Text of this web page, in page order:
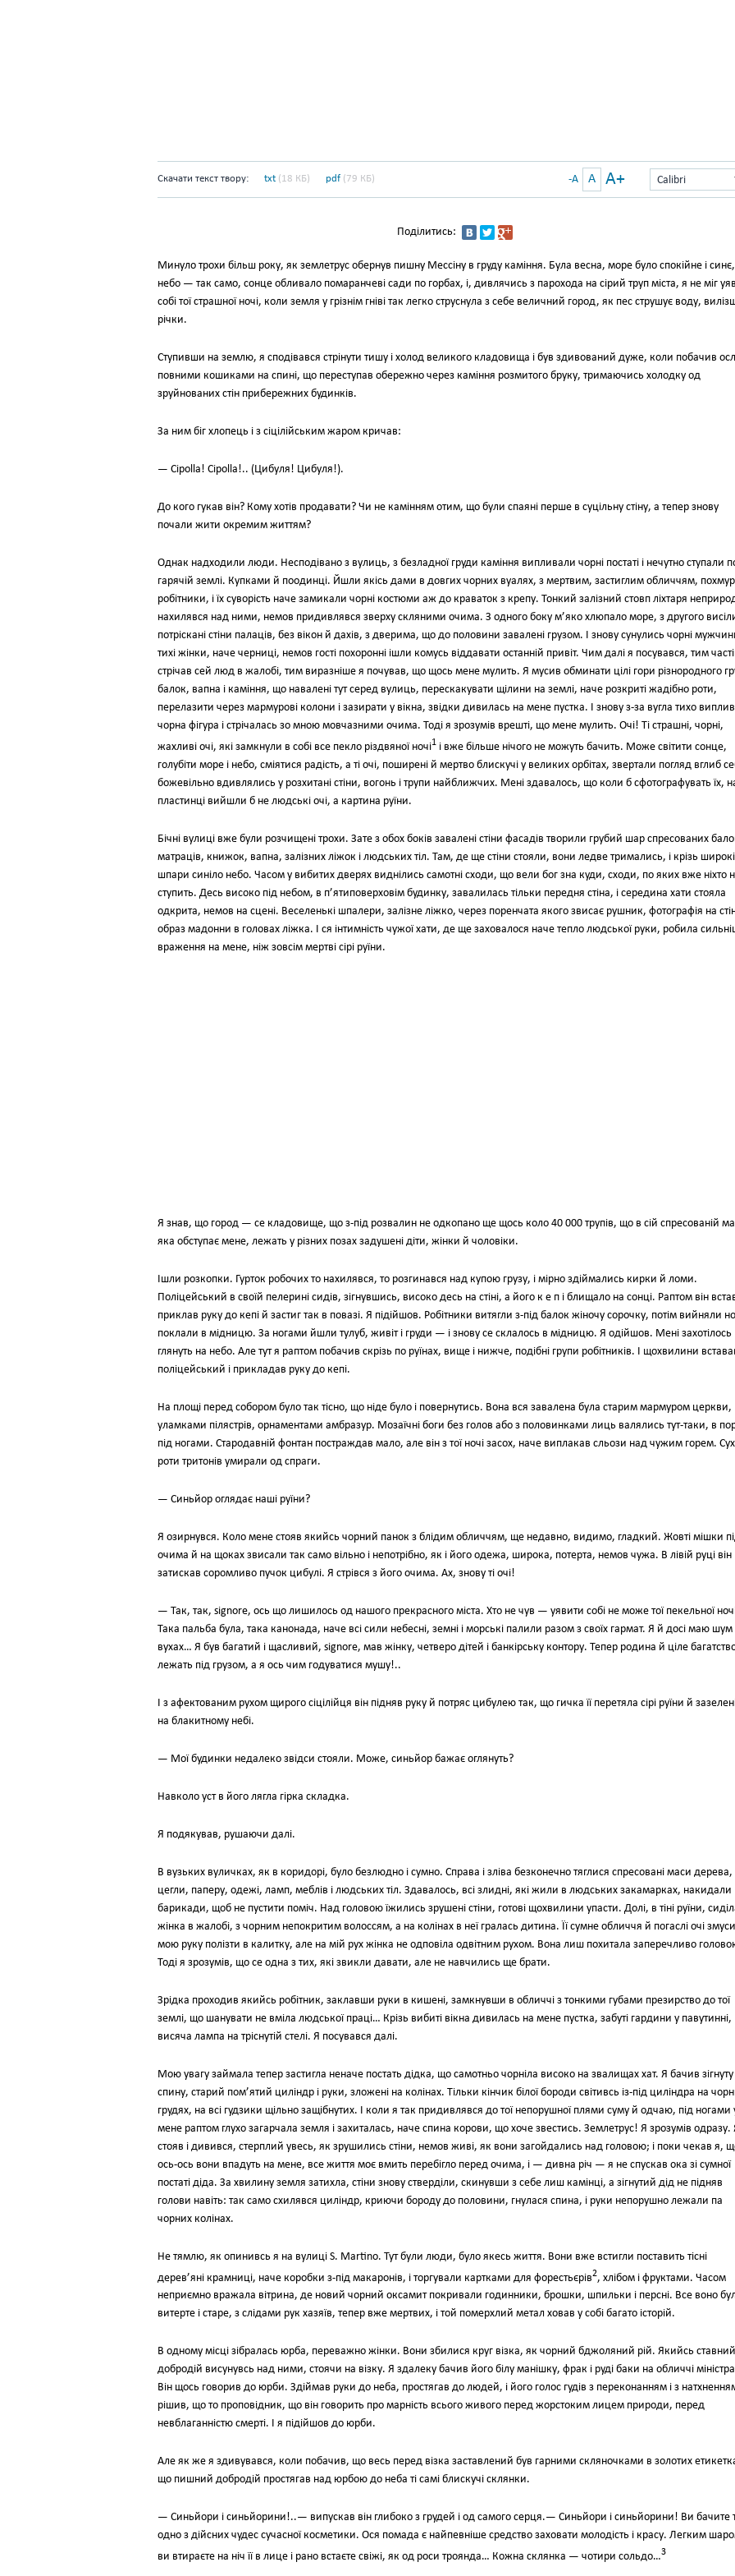
Скачати текст твору: txt (18 КБ) pdf (79 КБ) Calibri
-A A A+
Поділитись:
Минуло трохи більш року, як землетрус обернув пишну Мессіну в груду каміння. Була весна, море було спокійне і синє,
небо — так само, сонце обливало помаранчеві сади по горбах, і, дивлячись з парохода на сірий труп міста, я не міг
собі тої страшної ночі, коли земля у грізнім гніві так легко струснула з себе величний город, як пес струшує воду,
річки.
Ступивши на землю, я сподівався стрінути тишу і холод великого кладовища і був здивований дуже, коли побачив
повними кошиками на спині, що переступав обережно через каміння розмитого бруку, тримаючись холодку од
зруйнованих стін прибережних будинків.
За ним біг хлопець і з сіцілійським жаром кричав:
— Cipolla! Cipolla!.. (Цибуля! Цибуля!).
До кого гукав він? Кому хотів продавати? Чи не камінням отим, що були спаяні перше в суцільну стіну, а тепер знову
почали жити окремим життям?
Однак надходили люди. Несподівано з вулиць, з безладної груди каміння випливали чорні постаті і нечутно ступали
гарячій землі. Купками й поодинці. Йшли якісь дами в довгих чорних вуалях, з мертвим, застиглим обличчям,
робітники, і їх суворість наче замикали чорні костюми аж до краваток з крепу. Тонкий залізний стовп ліхтаря
нахилявся над ними, немов придивлявся зверху скляними очима. З одного боку м’яко хлюпало море, з другого
потріскані стіни палаців, без вікон й дахів, з дверима, що до половини завалені грузом. І знову сунулись чорні
тихі жінки, наче черниці, немов гості похоронні ішли комусь віддавати останній привіт. Чим далі я посувався, тим
стрічав сей люд в жалобі, тим виразніше я почував, що щось мене мулить. Я мусив обминати цілі гори різнородного
балок, вапна і каміння, що навалені тут серед вулиць, перескакувати щілини на землі, наче розкриті жадібно роти,
перелазити через мармурові колони і зазирати у вікна, звідки дивилась на мене пустка. І знову з-за вугла тихо
чорна фігура і стрічалась зо мною мовчазними очима. Тоді я зрозумів врешті, що мене мулить. Очі! Ті страшні, чорні,
жахливі очі, які замкнули в собі все пекло різдвяної ночі1 і вже більше нічого не можуть бачить. Може світити сонце,
голубіти море і небо, сміятися радість, а ті очі, поширені й мертво блискучі у великих орбітах, звертали погляд вглиб
божевільно вдивлялись у розхитані стіни, вогонь і трупи найближчих. Мені здавалось, що коли б сфотографувать їх,
пластинці вийшли б не людські очі, а картина руїни.
Бічні вулиці вже були розчищені трохи. Зате з обох боків завалені стіни фасадів творили грубий шар спресованих
матраців, книжок, вапна, залізних ліжок і людських тіл. Там, де ще стіни стояли, вони ледве тримались, і крізь широкі
шпари синіло небо. Часом у вибитих дверях виднілись самотні сходи, що вели бог зна куди, сходи, по яких вже ніхто
ступить. Десь високо під небом, в п’ятиповерховім будинку, завалилась тільки передня стіна, і середина хати стояла
одкрита, немов на сцені. Веселенькі шпалери, залізне ліжко, через поренчата якого звисає рушник, фотографія на
образ мадонни в головах ліжка. І ся інтимність чужої хати, де ще заховалося наче тепло людської руки, робила
враження на мене, ніж зовсім мертві сірі руїни.
Я знав, що город — се кладовище, що з-під розвалин не одкопано ще щось коло 40 000 трупів, що в сій спресованій
яка обступає мене, лежать у різних позах задушені діти, жінки й чоловіки.
Ішли розкопки. Гурток робочих то нахилявся, то розгинався над купою грузу, і мірно здіймались кирки й ломи.
Поліцейський в своїй пелерині сидів, зігнувшись, високо десь на стіні, а його к е п і блищало на сонці. Раптом він
приклав руку до кепі й застиг так в повазі. Я підійшов. Робітники витягли з-під балок жіночу сорочку, потім вийняли
поклали в мідницю. За ногами йшли тулуб, живіт і груди — і знову се склалось в мідницю. Я одійшов. Мені захотілось
глянуть на небо. Але тут я раптом побачив скрізь по руїнах, вище і нижче, подібні групи робітників. І щохвилини
поліцейський і прикладав руку до кепі.
На площі перед собором було так тісно, що ніде було і повернутись. Вона вся завалена була старим мармуром церкви,
уламками пілястрів, орнаментами амбразур. Мозаїчні боги без голов або з половинками лиць валялись тут-таки, в
під ногами. Стародавній фонтан постраждав мало, але він з тої ночі засох, наче виплакав сльози над чужим горем.
роти тритонів умирали од спраги.
— Синьйор оглядає наші руїни?
Я озирнувся. Коло мене стояв якийсь чорний панок з блідим обличчям, ще недавно, видимо, гладкий. Жовті мішки
очима й на щоках звисали так само вільно і непотрібно, як і його одежа, широка, потерта, немов чужа. В лівій руці він
затискав соромливо пучок цибулі. Я стрівся з його очима. Ах, знову ті очі!
— Так, так, signore, ось що лишилось од нашого прекрасного міста. Хто не чув — уявити собі не може тої пекельної
Така пальба була, така канонада, наче всі сили небесні, земні і морські палили разом з своїх гармат. Я й досі маю шум
вухах… Я був багатий і щасливий, signore, мав жінку, четверо дітей і банкірську контору. Тепер родина й ціле
лежать під грузом, а я ось чим годуватися мушу!..
І з афектованим рухом щирого сіцілійця він підняв руку й потряс цибулею так, що гичка її перетяла сірі руїни й
на блакитному небі.
— Мої будинки недалеко звідси стояли. Може, синьйор бажає оглянуть?
Навколо уст в його лягла гірка складка.
Я подякував, рушаючи далі.
В вузьких вуличках, як в коридорі, було безлюдно і сумно. Справа і зліва безконечно тяглися спресовані маси дерева,
цегли, паперу, одежі, ламп, меблів і людських тіл. Здавалось, всі злидні, які жили в людських закамарках, накидали
барикади, щоб не пустити поміч. Над головою їжились зрушені стіни, готові щохвилини упасти. Долі, в тіні руїни,
жінка в жалобі, з чорним непокритим волоссям, а на колінах в неї гралась дитина. Її сумне обличчя й погаслі очі
мою руку полізти в калитку, але на мій рух жінка не одповіла одвітним рухом. Вона лиш похитала заперечливо
Тоді я зрозумів, що се одна з тих, які звикли давати, але не навчились ще брати.
Зрідка проходив якийсь робітник, заклавши руки в кишені, замкнувши в обличчі з тонкими губами презирство до тої
землі, що шанувати не вміла людської праці… Крізь вибиті вікна дивилась на мене пустка, забуті гардини у павутинні,
висяча лампа на тріснутій стелі. Я посувався далі.
Мою увагу займала тепер застигла неначе постать дідка, що самотньо чорніла високо на звалищах хат. Я бачив зігнуту
спину, старий пом’ятий циліндр і руки, зложені на колінах. Тільки кінчик білої бороди світивсь із-під циліндра на
грудях, на всі гудзики щільно защібнутих. І коли я так придивлявся до тої непорушної плями суму й одчаю, під ногами
мене раптом глухо загарчала земля і захиталась, наче спина корови, що хоче звестись. Землетрус! Я зрозумів одразу.
стояв і дивився, стерплий увесь, як зрушились стіни, немов живі, як вони загойдались над головою; і поки чекав я,
ось-ось вони впадуть на мене, все життя моє вмить перебігло перед очима, і — дивна річ — я не спускав ока зі сумної
постаті діда. За хвилину земля затихла, стіни знову стверділи, скинувши з себе лиш камінці, а зігнутий дід не підняв
голови навіть: так само схилявся циліндр, криючи бороду до половини, гнулася спина, і руки непорушно лежали па
чорних колінах.
Не тямлю, як опинивсь я на вулиці S. Martino. Тут були люди, було якесь життя. Вони вже встигли поставить тісні
дерев’яні крамниці, наче коробки з-під макаронів, і торгували картками для форестьєрів2, хлібом і фруктами. Часом
неприємно вражала вітрина, де новий чорний оксамит покривали годинники, брошки, шпильки і персні. Все воно
витерте і старе, з слідами рук хазяїв, тепер вже мертвих, і той померхлий метал ховав у собі багато історій.
В одному місці зібралась юрба, переважно жінки. Вони збилися круг візка, як чорний бджоляний рій. Якийсь ставний
добродій висунувсь над ними, стоячи на візку. Я здалеку бачив його білу манішку, фрак і руді баки на обличчі
Він щось говорив до юрби. Здіймав руки до неба, простягав до людей, і його голос гудів з переконанням і з
рішив, що то проповідник, що він говорить про марність всього живого перед жорстоким лицем природи, перед
невблаганністю смерті. І я підійшов до юрби.
Але як же я здивувався, коли побачив, що весь перед візка заставлений був гарними скляночками в золотих
що пишний добродій простягав над юрбою до неба ті самі блискучі склянки.
— Синьйори і синьйорини!..— випускав він глибоко з грудей і од самого серця.— Синьйори і синьйорини! Ви бачите
одно з дійсних чудес сучасної косметики. Ося помада є найпевніше средство заховати молодість і красу. Легким
ви втираєте на ніч її в лице і рано встаєте свіжі, як од роси троянда… Кожна склянка — чотири сольдо…3